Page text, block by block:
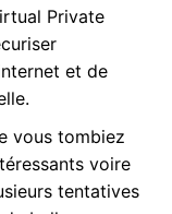
Private
et de
vous tombiez
voire
tentatives